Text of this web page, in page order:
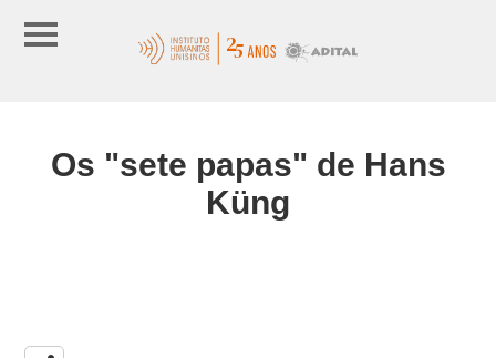
Os "sete papas" de Hans
Küng